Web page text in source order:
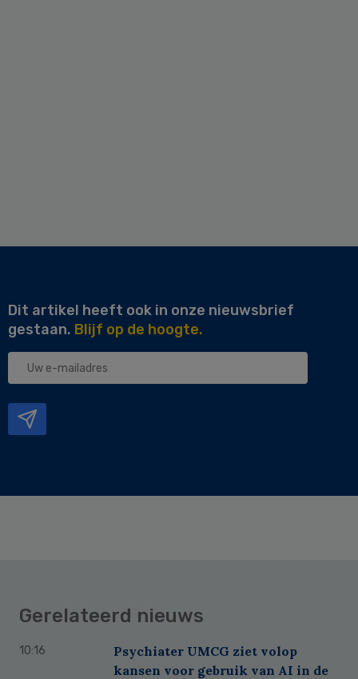
Dit artikel heeft ook in onze nieuwsbrief
gestaan. Blijf op de hoogte.
Uw
Gerelateerd nieuws
10:16
Psychiater UMCG ziet volop
kansen voor gebruik van AI in de